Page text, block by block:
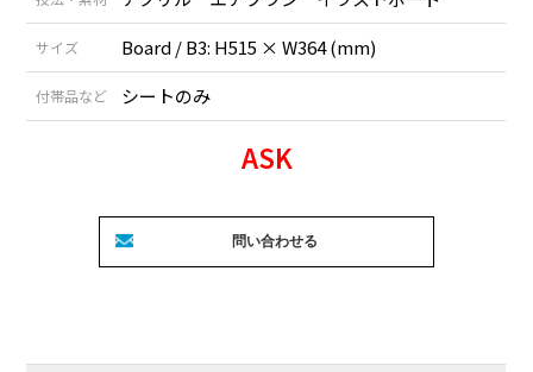
サイズ Board / B3: H515 × W364 (mm)
付帯品など シートのみ
ASK